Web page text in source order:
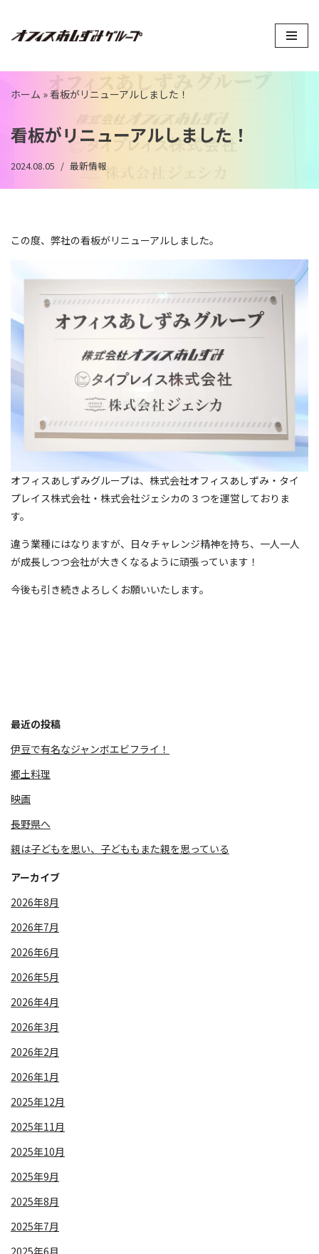
コ
テ
ン
へ
ス
キ
ホーム »看板がリニューアルしました！
看板がリニューアルしました！
2024.08.05 最新情報
この度、弊社の看板がリニューアルしました。
オフィスあしずみグループは、株式会社オフィスあしずみ・タイ
プレイス株式会社・株式会社ジェシカの３つを運営しておりま
す。
違う業種にはなりますが、日々チャレンジ精神を持ち、一人一人
が成長しつつ会社が大きくなるように頑張っています！
今後も引き続きよろしくお願いいたします。
最近の投稿
伊豆で有名なジャンボエビフライ！
郷土料理
映画
長野県へ
親は子どもを思い、子どももまた親を思っている
アーカイブ
2026年8月
2026年7月
2026年6月
2026年5月
2026年4月
2026年3月
2026年2月
2026年1月
2025年12月
2025年11月
2025年10月
2025年9月
2025年8月
2025年7月